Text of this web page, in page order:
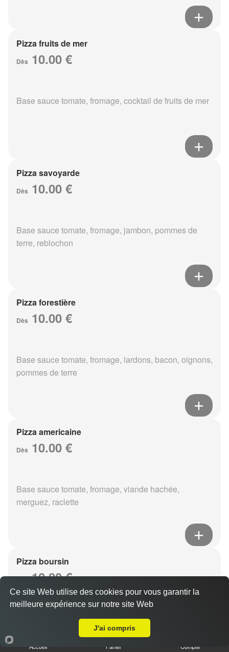
Pizza fruits de mer
Dès 10.00 €
Base sauce tomate, fromage, cocktail de fruits de mer
Pizza savoyarde
Dès 10.00 €
Base sauce tomate, fromage, jambon, pommes de
terre, reblochon
Pizza forestière
Dès 10.00 €
Base sauce tomate, fromage, lardons, bacon, oignons,
pommes de terre
Pizza americaine
Dès 10.00 €
Base sauce tomate, fromage, viande hachée,
merguez, raclette
Pizza boursin
Dès10.00 €
Base sauce tomate, fromage, viande hachée, boursin,
Accueil Panier Compte
Ce site Web utilise des cookies pour vous garantir la
meilleure expérience sur notre site Web
J'ai compris